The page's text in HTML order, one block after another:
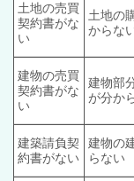
土地の売買
契約書がな
い
土地の
からな
建物の売買
契約書がな
い
建物部
が分か
建築請負契
約書がない
建物の
らない